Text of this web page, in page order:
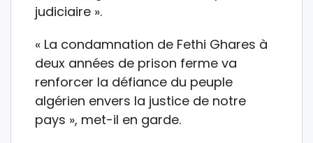
judiciaire ».
« La condamnation de Fethi Ghares à
deux années de prison ferme va
renforcer la défiance du peuple
algérien envers la justice de notre
pays », met-il en garde.